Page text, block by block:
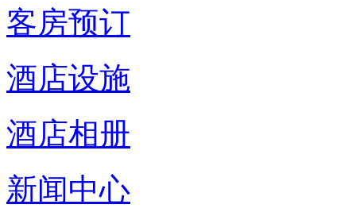
客房预订
酒店设施
酒店相册
新闻中心